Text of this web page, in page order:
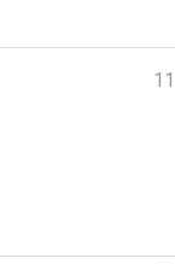
11